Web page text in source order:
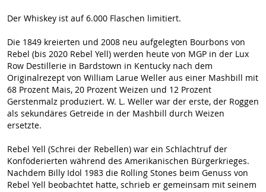
Der Whiskey ist auf 6.000 Flaschen limitiert.
Die 1849 kreierten und 2008 neu aufgelegten Bourbons von
Rebel (bis 2020 Rebel Yell) werden heute von MGP in der Lux
Row Destillerie in Bardstown in Kentucky nach dem
Originalrezept von William Larue Weller aus einer Mashbill mit
68 Prozent Mais, 20 Prozent Weizen und 12 Prozent
Gerstenmalz produziert. W. L. Weller war der erste, der Roggen
als sekundäres Getreide in der Mashbill durch Weizen
ersetzte.
Rebel Yell (Schrei der Rebellen) war ein Schlachtruf der
Konföderierten während des Amerikanischen Bürgerkrieges.
Nachdem Billy Idol 1983 die Rolling Stones beim Genuss von
Rebel Yell beobachtet hatte, schrieb er gemeinsam mit seinem